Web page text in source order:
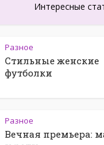
Интересные
Разное
Стильные женские
футболки
Разное
Вечная премьера: